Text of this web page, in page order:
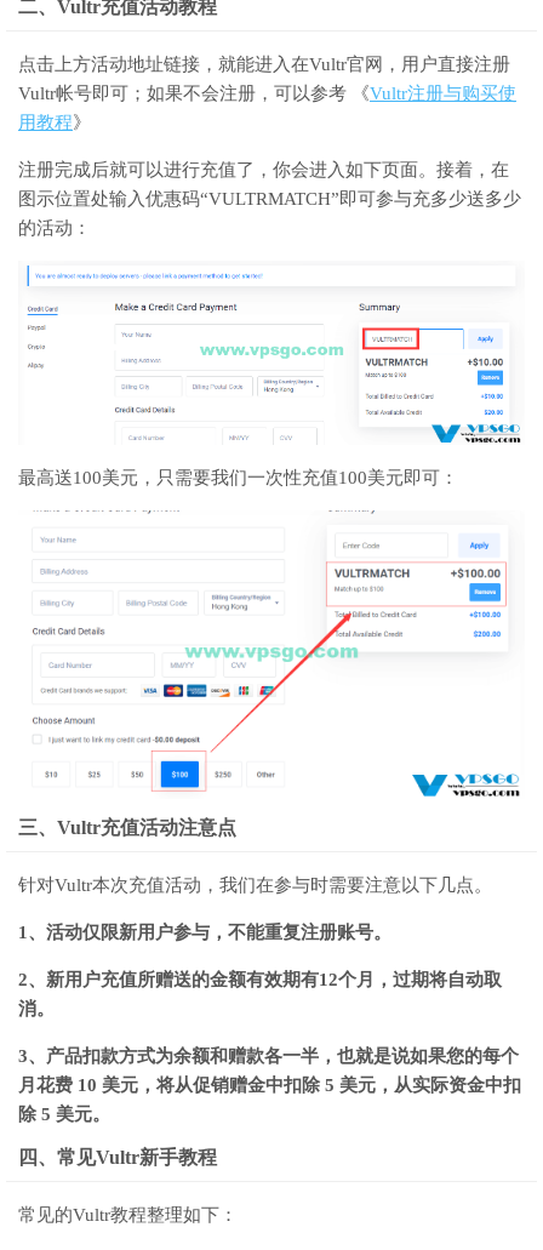
二、Vultr充值活动教程
点击上方活动地址链接，就能进入在Vultr官网，用户直接注册
Vultr帐号即可；如果不会注册，可以参考 《Vultr注册与购买使
用教程》
注册完成后就可以进行充值了，你会进入如下页面。接着，在
图示位置处输入优惠码“VULTRMATCH”即可参与充多少送多少
的活动：
最高送100美元，只需要我们一次性充值100美元即可：
三、Vultr充值活动注意点
针对Vultr本次充值活动，我们在参与时需要注意以下几点。
1、活动仅限新用户参与，不能重复注册账号。
2、新用户充值所赠送的金额有效期有12个月，过期将自动取
消。
3、产品扣款方式为余额和赠款各一半，也就是说如果您的每个
月花费 10 美元，将从促销赠金中扣除 5 美元，从实际资金中扣
除 5 美元。
四、常见Vultr新手教程
常见的Vultr教程整理如下：